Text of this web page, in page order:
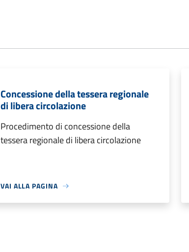
Concessione della tessera regionale
di libera circolazione
Procedimento di concessione della
tessera regionale di libera circolazione
VAI ALLA PAGINA